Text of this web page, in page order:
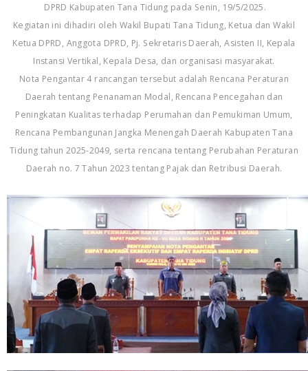
DPRD Kabupaten Tana Tidung pada Senin, 19/5/2025.
Kegiatan ini dihadiri oleh Wakil Bupati Tana Tidung, Ketua dan Wakil
Ketua DPRD, Anggota DPRD, Pj. Sekretaris Daerah, Asisten II, Kepala
Instansi Vertikal, Kepala Desa, dan organisasi masyarakat.
Nota Pengantar 4 rancangan tersebut adalah Rencana Peraturan
Daerah tentang Penanaman Modal, Rencana Pencegahan dan
Peningkatan Kualitas terhadap Perumahan dan Pemukiman Umum,
Rencana Pembangunan Jangka Menengah Daerah Kabupaten Tana
Tidung tahun 2025-2049, serta rencana tentang Perubahan Peraturan
Daerah no. 7 Tahun 2023 tentang Pajak dan Retribusi Daerah.